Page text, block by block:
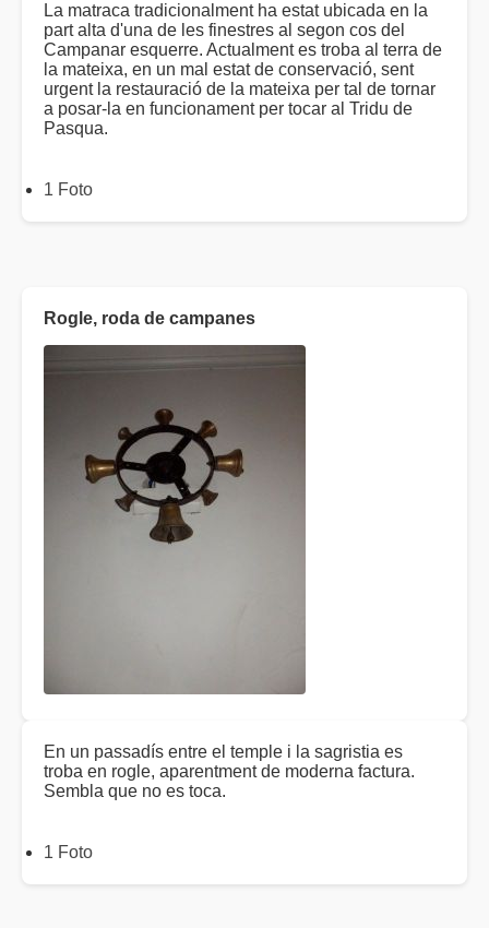
La matraca tradicionalment ha estat ubicada en la
part alta d'una de les finestres al segon cos del
Campanar esquerre. Actualment es troba al terra de
la mateixa, en un mal estat de conservació, sent
urgent la restauració de la mateixa per tal de tornar
a posar-la en funcionament per tocar al Tridu de
Pasqua.
1 Foto
Rogle, roda de campanes
En un passadís entre el temple i la sagristia es
troba en rogle, aparentment de moderna factura.
Sembla que no es toca.
1 Foto